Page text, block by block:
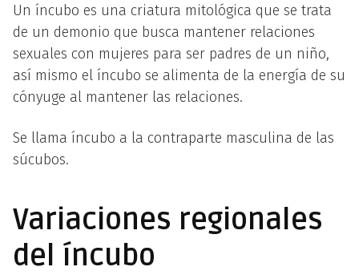
Un íncubo es una criatura mitológica que se trata
de un demonio que busca mantener relaciones
sexuales con mujeres para ser padres de un niño,
así mismo el íncubo se alimenta de la energía de su
cónyuge al mantener las relaciones.
Se llama íncubo a la contraparte masculina de las
súcubos.
Variaciones regionales
del íncubo